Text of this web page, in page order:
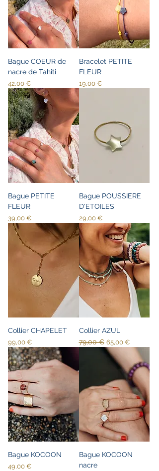
Bague COEUR de
nacre de Tahiti
Prix
42,00 €
Bracelet PETITE
FLEUR
Prix
19,00 €
Bague PETITE
FLEUR
Prix
39,00 €
Bague POUSSIERE
D'ETOILES
Prix
29,00 €
Collier CHAPELET
Prix
99,00 €
Collier AZUL
Prix original
79,00 € Prix promotionnel
65,00 €
Bague KOCOON
Prix
49,00 €
Bague KOCOON
nacre